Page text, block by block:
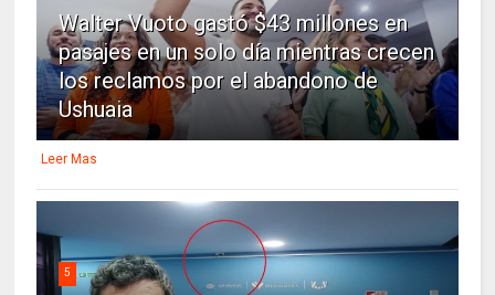
Walter Vuoto gastó $43 millones en
pasajes en un solo día mientras crecen
los reclamos por el abandono de
Ushuaia
Leer Mas
5